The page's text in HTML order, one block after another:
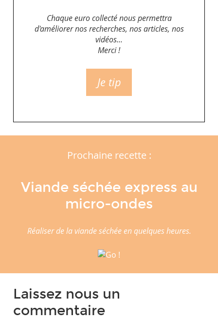
Chaque euro collecté nous permettra
d'améliorer nos recherches, nos articles, nos
vidéos...
Merci !
Je tip
Prochaine recette :
Viande séchée express au
micro-ondes
Réaliser de la viande séchée en quelques heures.
Laissez nous un
commentaire